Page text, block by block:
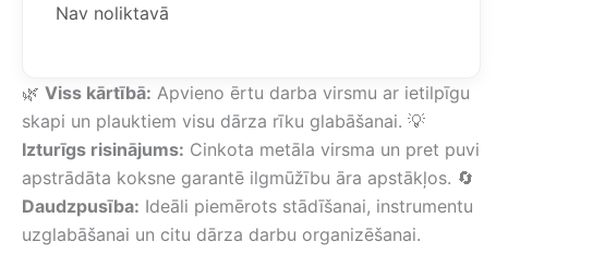
Nav noliktavā
🌿 Viss kārtībā: Apvieno ērtu darba virsmu ar ietilpīgu
skapi un plauktiem visu dārza rīku glabāšanai. 💡
Izturīgs risinājums: Cinkota metāla virsma un pret puvi
apstrādāta koksne garantē ilgmūžību āra apstākļos. 🔄
Daudzpusība: Ideāli piemērots stādīšanai, instrumentu
uzglabāšanai un citu dārza darbu organizēšanai.